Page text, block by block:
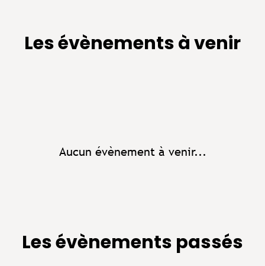
Les évènements à venir
Aucun évènement à venir...
Les évènements passés